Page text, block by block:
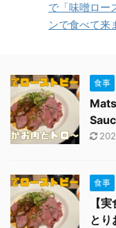
で「味噌ロー
ンで食べて来
食事
食事
【
とり